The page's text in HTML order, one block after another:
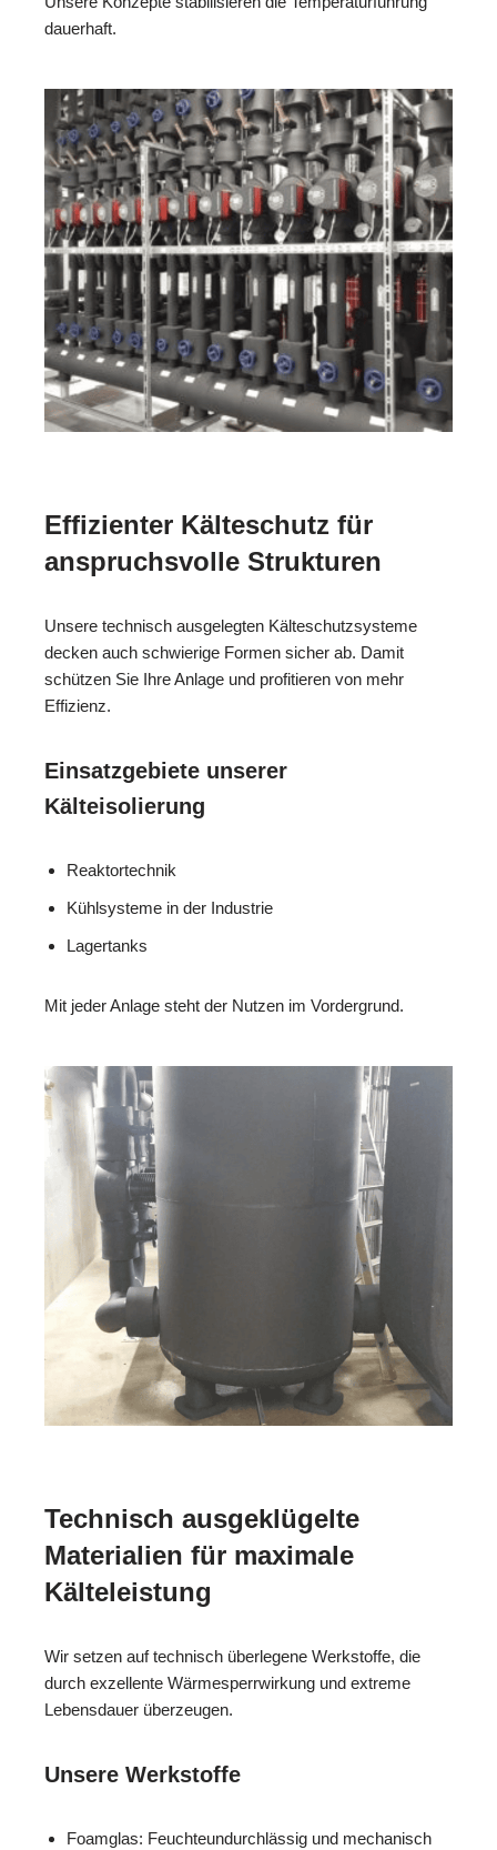
dauerhaft.
Effizienter Kälteschutz für
anspruchsvolle Strukturen
Unsere technisch ausgelegten Kälteschutzsysteme
decken auch schwierige Formen sicher ab. Damit
schützen Sie Ihre Anlage und profitieren von mehr
Effizienz.
Einsatzgebiete unserer
Kälteisolierung
Reaktortechnik
Kühlsysteme in der Industrie
Lagertanks
Mit jeder Anlage steht der Nutzen im Vordergrund.
Technisch ausgeklügelte
Materialien für maximale
Kälteleistung
Wir setzen auf technisch überlegene Werkstoffe, die
durch exzellente Wärmesperrwirkung und extreme
Lebensdauer überzeugen.
Unsere Werkstoffe
Foamglas: Feuchteundurchlässig und mechanisch